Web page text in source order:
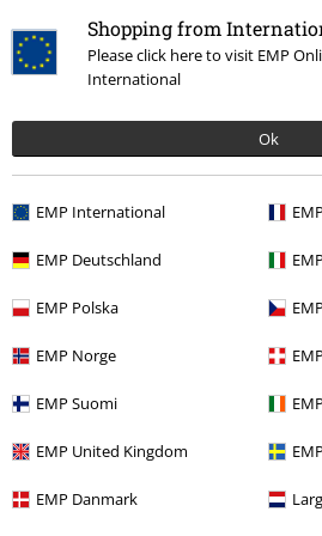
Shopping from
Please click here to visit EMP
International
Ok
EMP International
EMP Deutschland
EMP Polska
EMP Norge
EMP Suomi
EMP United Kingdom
EMP Danmark
Laatst bezocht
€ 23,99
Meer categorieën. Meer opties.
Sale % OUTLET
Stijlen Zwarte kleding Zwarte